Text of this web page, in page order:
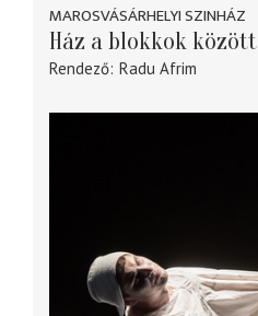
MAROSVÁSÁRHELYI SZINHÁZ
Ház a blokkok között
Rendező Radu Afrim